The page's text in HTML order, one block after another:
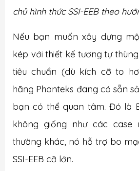
chủ hình thức SSI-EEB theo
Nếu bạn muốn xây dựng
kép với thiết kế tương tự
tiêu chuẩn (dù kích cỡ to
hãng Phanteks đang có sẵn
bạn có thể quan tâm. Đó là
không giống như các case
thường khác, nó hỗ trợ bo
SSI-EEB cỡ lớn.